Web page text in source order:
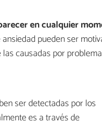
en cualquier
pueden ser
causadas por
ser detectadas por los
es a través de